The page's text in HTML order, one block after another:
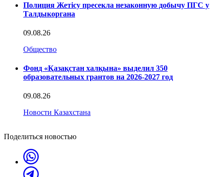
Полиция Жетісу пресекла незаконную добычу ПГС у
Талдыкоргана
09.08.26
Общество
Фонд «Қазақстан халқына» выделил 350
образовательных грантов на 2026-2027 год
09.08.26
Новости Казахстана
Поделиться новостью